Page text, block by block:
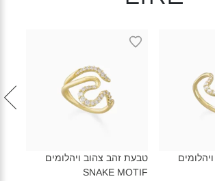
טבעת זהב צהוב ויהלומים
SNAKE MOTIF‎